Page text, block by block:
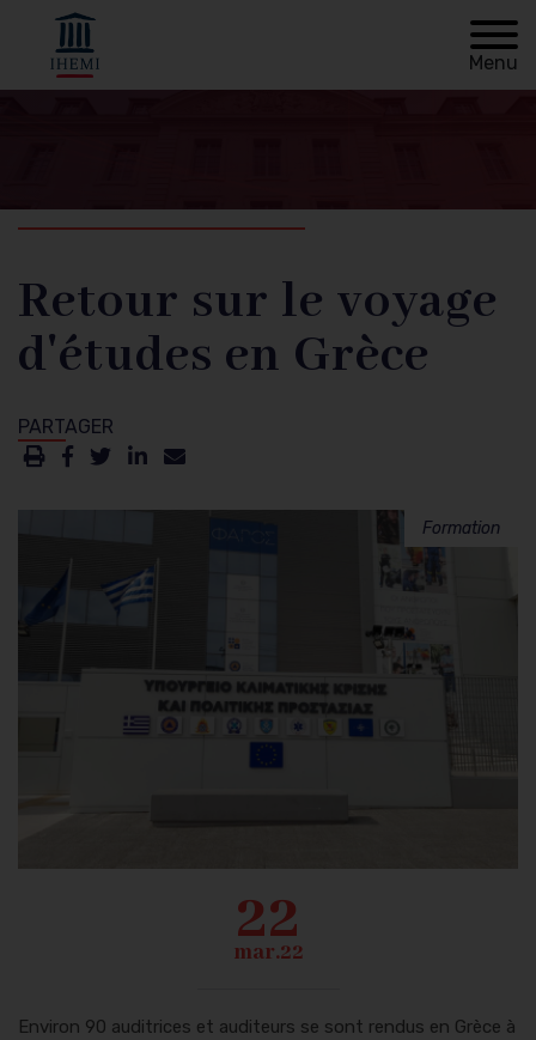
Retour à
Menu
Fil
d'Ariane
Retour sur le voyage
d'études en Grèce
Formation
22
mar.22
Environ 90 auditrices et auditeurs se sont rendus en Grèce à